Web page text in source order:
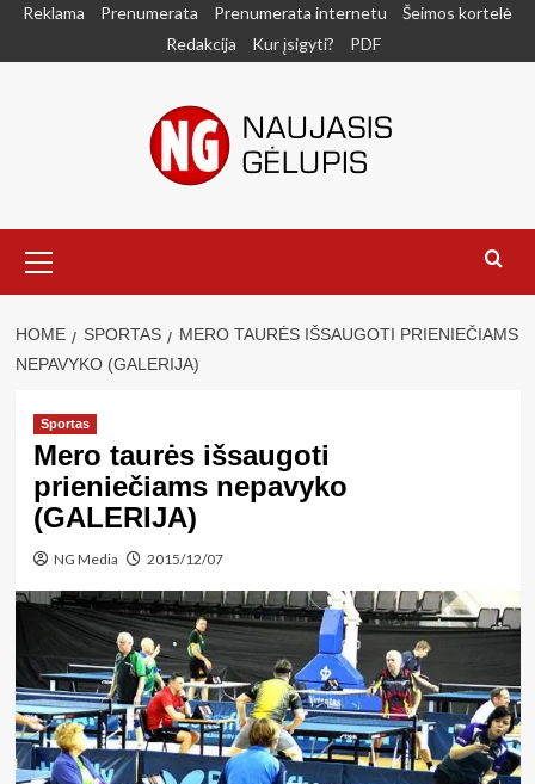
SkipReklama Prenumerata Prenumerata internetu
Šeimos kortelė
Redakcija
Kur įsigyti? PDF
Menu
HOME SPORTAS
MERO TAURĖS IŠSAUGOTI PRIENIEČIAMS
NEPAVYKO (GALERIJA)
Sportas
Mero taurės išsaugoti
prieniečiams nepavyko
(GALERIJA)
NG Media 2015/12/07